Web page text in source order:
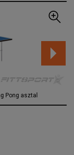
Pong asztal